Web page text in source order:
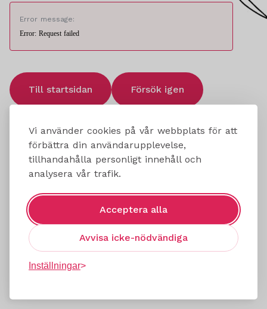
Vi använder cookies på vår webbplats för att
förbättra din användarupplevelse,
tillhandahålla personligt innehåll och
analysera vår trafik.
Acceptera alla
Avvisa icke-nödvändiga
Inställningar
Error message:
Error: Request failed
Till startsidan Försök igen